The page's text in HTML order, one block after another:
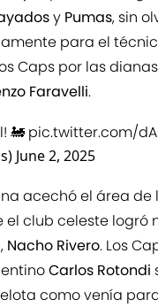
y Pumas, sin
para el
Caps por las
Faravelli.
🚂 pic.twitter.com/
June 2, 2025
acechó el área
club celeste logró
Nacho Rivero. Los
Carlos Rotondi
como venía